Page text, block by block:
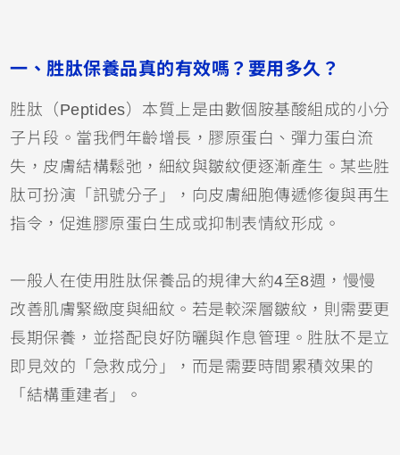
一、胜肽保養品真的有效嗎？要用多久？
胜肽（Peptides）本質上是由數個胺基酸組成的小分
子片段。當我們年齡增長，膠原蛋白、彈力蛋白流
失，皮膚結構鬆弛，細紋與皺紋便逐漸產生。某些胜
肽可扮演「訊號分子」，向皮膚細胞傳遞修復與再生
指令，促進膠原蛋白生成或抑制表情紋形成。
一般人在使用胜肽保養品的規律大約4至8週，慢慢
改善肌膚緊緻度與細紋。若是較深層皺紋，則需要更
長期保養，並搭配良好防曬與作息管理。胜肽不是立
即見效的「急救成分」，而是需要時間累積效果的
「結構重建者」。